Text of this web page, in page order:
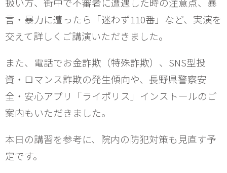
言・暴力に遭ったら「迷わず110番」など、実演を
交えて詳しくご講演いただきました。
また、電話でお金詐欺（特殊詐欺）、SNS型投
資・ロマンス詐欺の発生傾向や、長野県警察安
全・安心アプリ「ライポリス」インストールのご
案内もいただきました。
本日の講習を参考に、院内の防犯対策も見直す予
定です。